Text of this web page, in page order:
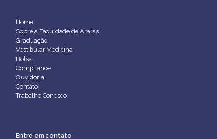
Home
Sobre a Faculdade de Araras
Graduação
Vestibular Medicina
Bolsa
Compliance
Ouvidoria
Contato
Trabalhe Conosco
Entre em contato